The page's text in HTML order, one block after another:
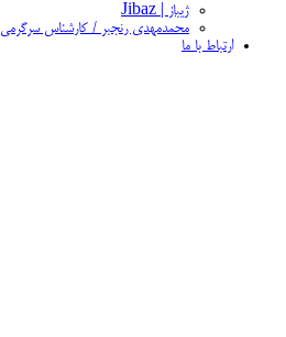
ژیباز | Jibaz
محمدمهدی رنجبر / کارشناس سرگرمی
ارتباط با ما